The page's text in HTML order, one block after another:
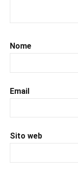
#romantic,
#uncuoretrailibri
Nome
Email
Sito web